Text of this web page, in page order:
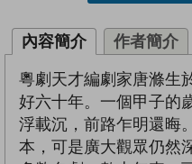
內容簡介 作者簡介
粵劇天才編劇家唐滌生
好六十年。一個甲子的
浮載沉，前路乍明還晦
本，可是廣大觀眾仍然